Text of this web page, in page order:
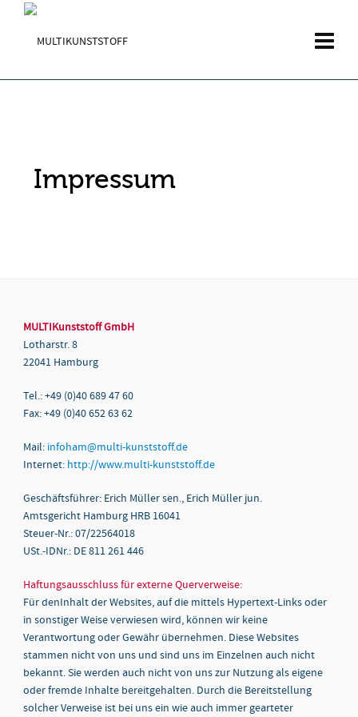
Impressum
MULTIKunststoff GmbH
Lotharstr. 8
22041 Hamburg
Tel.: +49 (0)40 689 47 60
Fax: +49 (0)40 652 63 62
Mail: infoham@multi-kunststoff.de
Internet: http://www.multi-kunststoff.de
Geschäftsführer: Erich Müller sen., Erich Müller jun.
Amtsgericht Hamburg HRB 16041
Steuer-Nr.: 07/22564018
USt.-IDNr.: DE 811 261 446
Haftungsausschluss für externe Querverweise:
Für denInhalt der Websites, auf die mittels Hypertext-Links oder
in sonstiger Weise verwiesen wird, können wir keine
Verantwortung oder Gewähr übernehmen. Diese Websites
stammen nicht von uns und sind uns im Einzelnen auch nicht
bekannt. Sie werden auch nicht von uns zur Nutzung als eigene
oder fremde Inhalte bereitgehalten. Durch die Bereitstellung
solcher Verweise ist bei uns ein wie auch immer gearteter